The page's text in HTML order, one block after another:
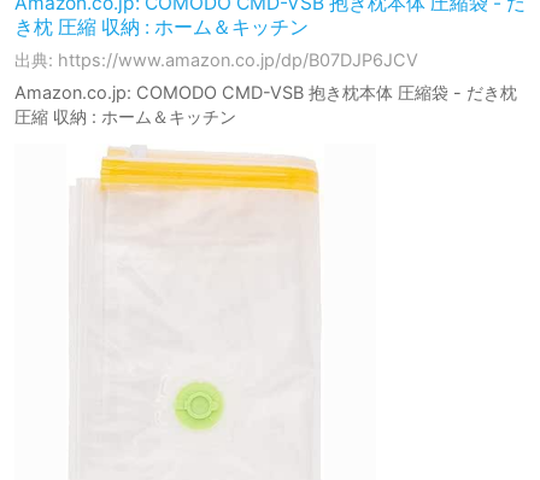
き枕 圧縮 収納 : ホーム＆キッチン
出典: https://www.amazon.co.jp/dp/B07DJP6JCV
Amazon.co.jp: COMODO CMD-VSB 抱き枕本体 圧縮袋 - だき枕
圧縮 収納 : ホーム＆キッチン